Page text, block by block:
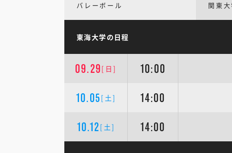
バレーボール 関東
東海大学の日程
09.29[日] 10:00
10.05 [土] 14:00
10.12 [土] 14:00